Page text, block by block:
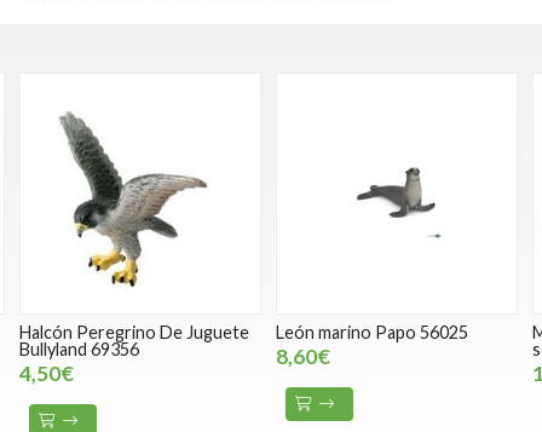
Halcón Peregrino De Juguete
Bullyland 69356
4,50€
León marino Papo 56025
8,60€